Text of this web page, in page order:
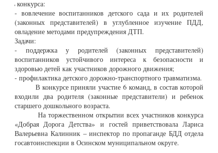
конкурса:
- вовлечение воспитанников детского сада и их родителей
(законных представителей) в углубленное изучение ПДД,
овладение методами предупреждения ДТП.
Задачи:
- поддержка у родителей (законных представителей)
воспитанников устойчивого интереса к безопасности и
здоровью детей как участников дорожного движения;
- профилактика детского дорожно-транспортного травматизма.
В конкурсе приняли участие 6 команд, в состав которой
входили два родителя (законные представители) и ребенок
старшего дошкольного возраста.
На торжественном открытии всех участников конкурса
«Добрая Дорога Детства» и гостей приветствовала Лариса
Валерьевна Калинник – инспектор по пропаганде БДД отдела
госавтоинспекции в Осинском муниципальном округе.